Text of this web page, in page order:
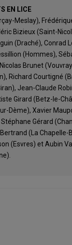
EN LICE
Meslay),
Bizieux (Saint-
(Draché), Conrad
(Hommes),
Brunet
Richard Courtigné
Jean-Claude
Girard (Betz-le-
Dème), Xavier
Gérard
(La Chapelle-
(Esvres) et Aubin